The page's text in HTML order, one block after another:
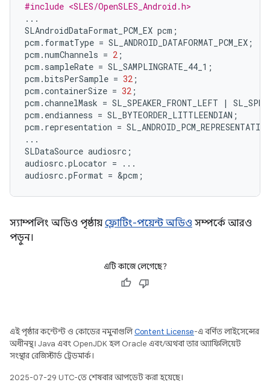
#include <SLES/OpenSLES_Android.h>
...
SLAndroidDataFormat_PCM_EX pcm ;
pcm . formatType = SL_ANDROID_DATAFORMAT_PCM_EX ;
pcm .numChannels = 2 ;
pcm . sampleRate = SL_SAMPLINGRATE_44_1 ;
pcm .bitsPerSample = 32 ;
pcm .containerSize = 32 ;
pcm .channelMask = SL_SPEAKER_FRONT_LEFT |
pcm . endianness = SL_BYTEORDER_LITTLEENDIAN ;
pcm . representation =
...
SLDataSource audiosrc ;
audiosrc.pLocator =
...
audiosrc.pFormat = &pcm ;
স্যাম্পলিং অডিও পৃষ্ঠায় ফ্লোটিং-পয়েন্ট অডিও সম্পর্কে আরও
পড়ুন।
এটি কাজে লেগেছে?
এই পৃষ্ঠার কন্টেন্ট ও কোডের নমুনাগুলিContent License-এ বর্ণিত লাইসেন্সের
অধীনস্থ। Java এবং OpenJDK হল Oracle এবং/অথবা তার অ্যাফিলিয়েট
সংস্থার রেজিস্টার্ড ট্রেডমার্ক।
2025-07-29 UTC-তে শেষবার আপডেট করা হয়েছে।